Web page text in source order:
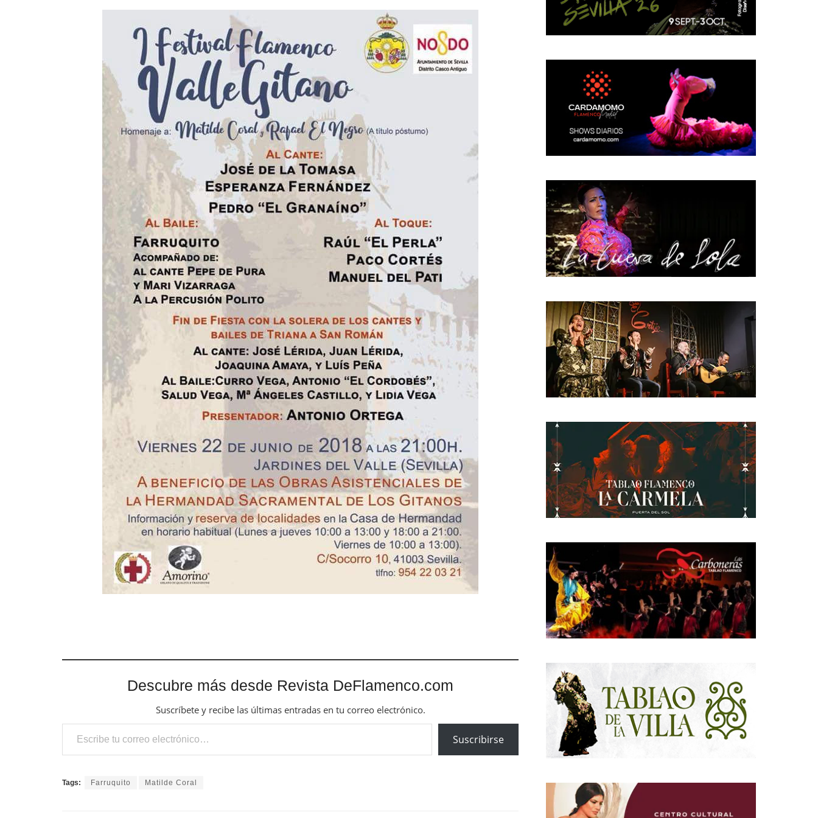
Descubre más desde Revista DeFlamenco.com
Suscríbete y recibe las últimas entradas en tu correo electrónico.
Escribe tu correo electrónico…
Suscribirse
Tags: Farruquito Matilde Coral